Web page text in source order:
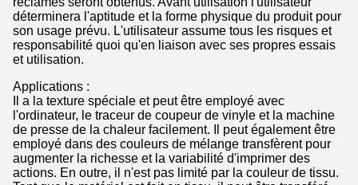
déterminera l'aptitude et la forme physique du produit pour
son usage prévu. L'utilisateur assume tous les risques et
responsabilité quoi qu'en liaison avec ses propres essais
et utilisation.
Applications :
Il a la texture spéciale et peut être employé avec
l'ordinateur, le traceur de coupeur de vinyle et la machine
de presse de la chaleur facilement. Il peut également être
employé dans des couleurs de mélange transfèrent pour
augmenter la richesse et la variabilité d'imprimer des
actions. En outre, il n'est pas limité par la couleur de tissu.